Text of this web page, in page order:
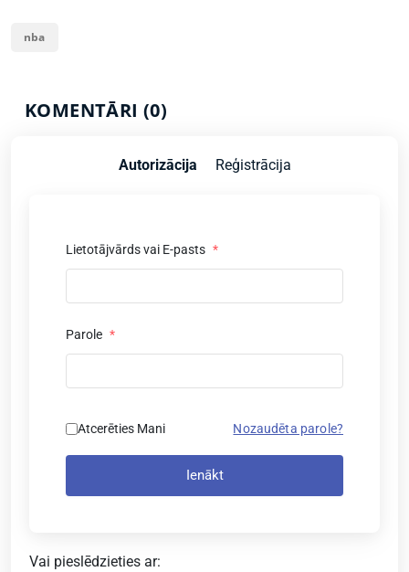
nba
KOMENTĀRI (0)
Autorizācija Reģistrācija
Lietotājvārds vai E-pasts *
Parole *
Atcerēties Mani Nozaudēta parole?
Ienākt
Vai pieslēdzieties ar: